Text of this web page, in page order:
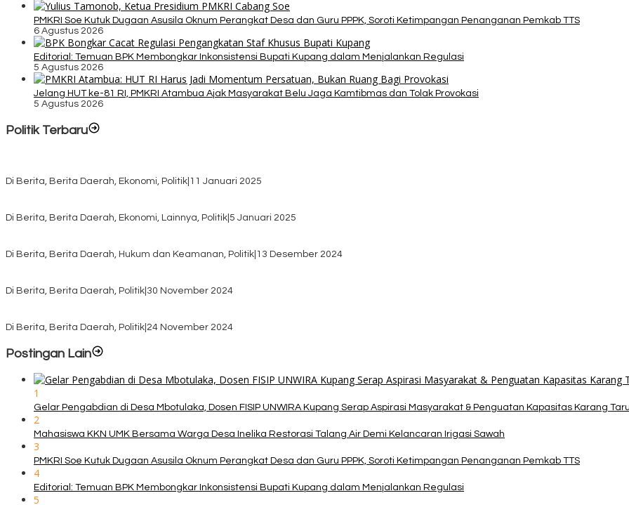
PMKRI Soe Kutuk Dugaan Asusila Oknum Perangkat Desa dan Guru PPPK, Soroti Ketimpangan Penanganan Pemkab TTS
6 Agustus 2026
Editorial: Temuan BPK Membongkar Inkonsistensi Bupati Kupang dalam Menjalankan Regulasi
5 Agustus 2026
Jelang HUT ke-81 RI, PMKRI Atambua Ajak Masyarakat Belu Jaga Kamtibmas dan Tolak Provokasi
5 Agustus 2026
Politik Terbaru
Di Berita, Berita Daerah, Ekonomi, Politik 11 Januari 2025
Di Berita, Berita Daerah, Ekonomi, Lainnya, Politik 5 Januari 2025
Di Berita, Berita Daerah, Hukum dan Keamanan, Politik 13 Desember 2024
Di Berita, Berita Daerah, Politik 30 November 2024
Di Berita, Berita Daerah, Politik 24 November 2024
Postingan Lain
1
Gelar Pengabdian di Desa Mbotulaka, Dosen FISIP UNWIRA Kupang Serap Aspirasi Masyarakat & Penguatan Kapasitas Karang
2
Mahasiswa KKN UMK Bersama Warga Desa Inelika Restorasi Talang Air Demi Kelancaran Irigasi Sawah
3
PMKRI Soe Kutuk Dugaan Asusila Oknum Perangkat Desa dan Guru PPPK, Soroti Ketimpangan Penanganan Pemkab TTS
4
Editorial: Temuan BPK Membongkar Inkonsistensi Bupati Kupang dalam Menjalankan Regulasi
5